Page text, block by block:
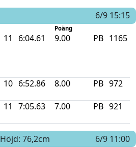
6/9 15:15
Poäng
11 6:04.61 9.00 PB 1165
10 6:52.86 8.00 PB 972
11 7:05.63 7.00 PB 921
Höjd: 76,2cm 6/9 11:00